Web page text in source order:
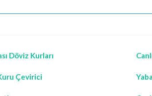
Döviz Kurları
Çevirici